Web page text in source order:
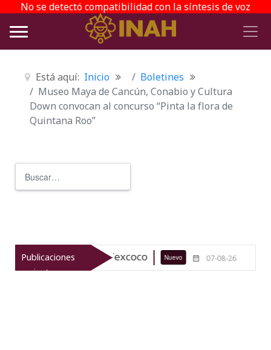
No se detectó compatibilidad con la síntesis de voz
Está aquí: Inicio
Boletines
Museo Maya de Cancún, Conabio y Cultura
Down convocan al concurso “Pinta la flora de
Quintana Roo”
Publicaciones
recientes
de Texcoco Nuevo 07-08-26 El viaje del